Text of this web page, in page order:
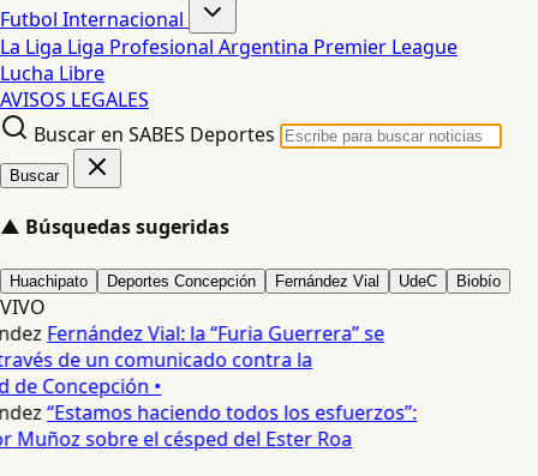
Futbol Internacional
La Liga Liga Profesional Argentina Premier League
Lucha Libre
AVISOS LEGALES
Buscar en SABES Deportes
Buscar
▲ Búsquedas sugeridas
Huachipato Deportes Concepción Fernández Vial UdeC Biobío
VIVO
Fernández Vial: la “Furia Guerrera” se
de un comunicado contra la
Concepción •
“Estamos haciendo todos los esfuerzos”:
Muñoz sobre el césped del Ester Roa